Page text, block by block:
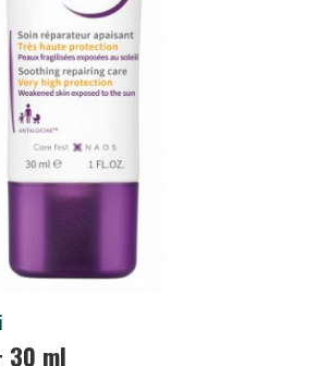
30 ml
oggi Sconto extra fino al